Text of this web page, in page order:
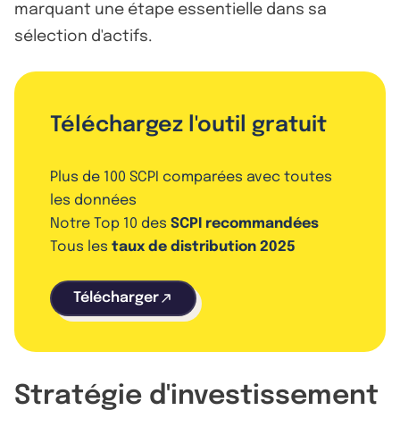
marquant une étape essentielle dans sa
sélection d'actifs.
Téléchargez l'outil gratuit
Plus de 100 SCPI comparées avec toutes
les données
Notre Top 10 des SCPI recommandées
Tous les taux de distribution 2025
Télécharger
Stratégie d'investissement